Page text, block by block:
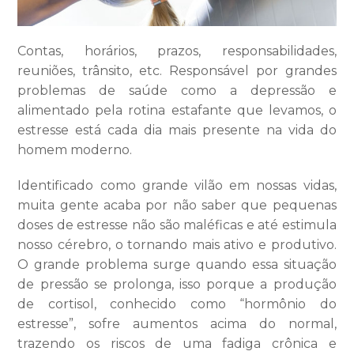
Contas, horários, prazos, responsabilidades,
reuniões, trânsito, etc. Responsável por grandes
problemas de saúde como a depressão e
alimentado pela rotina estafante que levamos, o
estresse está cada dia mais presente na vida do
homem moderno.
Identificado como grande vilão em nossas vidas,
muita gente acaba por não saber que pequenas
doses de estresse não são maléficas e até estimula
nosso cérebro, o tornando mais ativo e produtivo.
O grande problema surge quando essa situação
de pressão se prolonga, isso porque a produção
de cortisol, conhecido como “hormônio do
estresse”, sofre aumentos acima do normal,
trazendo os riscos de uma fadiga crônica e